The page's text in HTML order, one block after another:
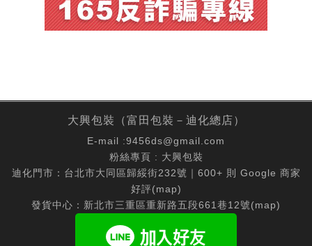
大興包裝（富田包裝－迪化總店）
E-mail :9456ds@gmail.com
粉絲專頁 : 大興包裝
迪化門市：台北市大同區歸綏街232號｜600+ 則 Google 商家
好評(map)
發貨中心：新北市三重區重新路五段661巷12號(map)